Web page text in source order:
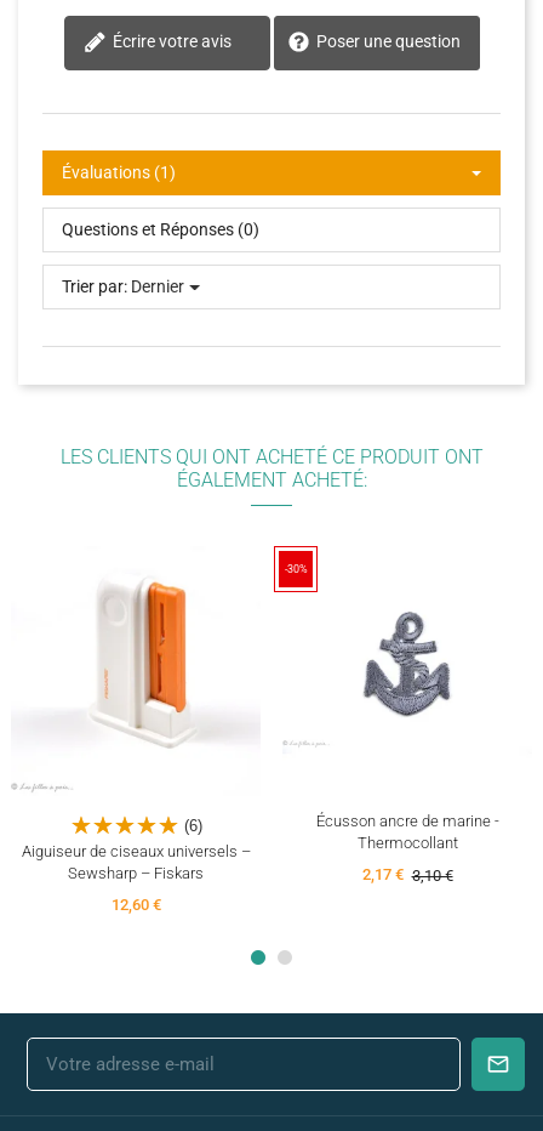
Écrire votre avis Poser une question
Évaluations (1)
Questions et Réponses (0)
Trier par: Dernier
LES CLIENTS QUI ONT ACHETÉ CE PRODUIT ONT
ÉGALEMENT ACHETÉ:
(6)
Aiguiseur de ciseaux universels –
Sewsharp – Fiskars
12,60 €
-30%
Écusson ancre de marine -
Thermocollant
2,17 € 3,10 €